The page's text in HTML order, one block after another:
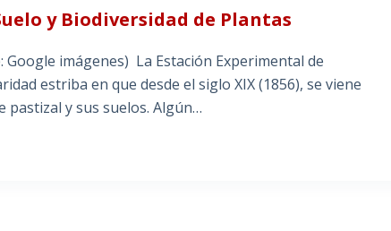
y Biodiversidad de Plantas
imágenes) La Estación Experimental de
estriba en que desde el siglo XIX (1856), se viene
pastizal y sus suelos. Algún…